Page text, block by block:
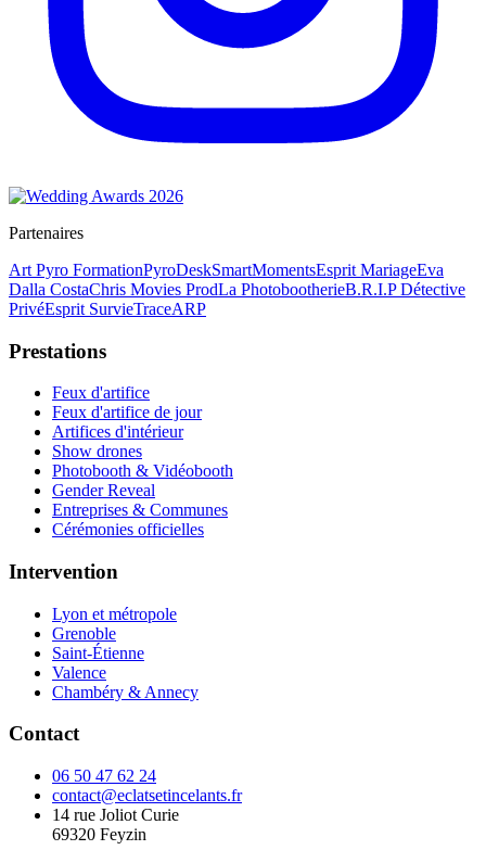
Partenaires
Art Pyro FormationPyroDeskSmartMomentsEsprit MariageEva
Dalla CostaChris Movies ProdLa PhotobootherieB.R.I.P Détective
PrivéEsprit SurvieTraceARP
Prestations
Feux d'artifice
Feux d'artifice de jour
Artifices d'intérieur
Show drones
Photobooth & Vidéobooth
Gender Reveal
Entreprises & Communes
Cérémonies officielles
Intervention
Lyon et métropole
Grenoble
Saint-Étienne
Valence
Chambéry & Annecy
Contact
06 50 47 62 24
contact@eclatsetincelants.fr
14 rue Joliot Curie
69320 Feyzin